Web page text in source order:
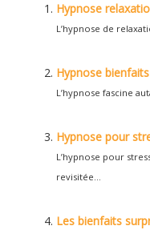
Hypnose
L’hypnose de
Hypnose
L’hypnose fascine
Hypnose pour
L’hypnose pour
revisitée...
Les bienfaits